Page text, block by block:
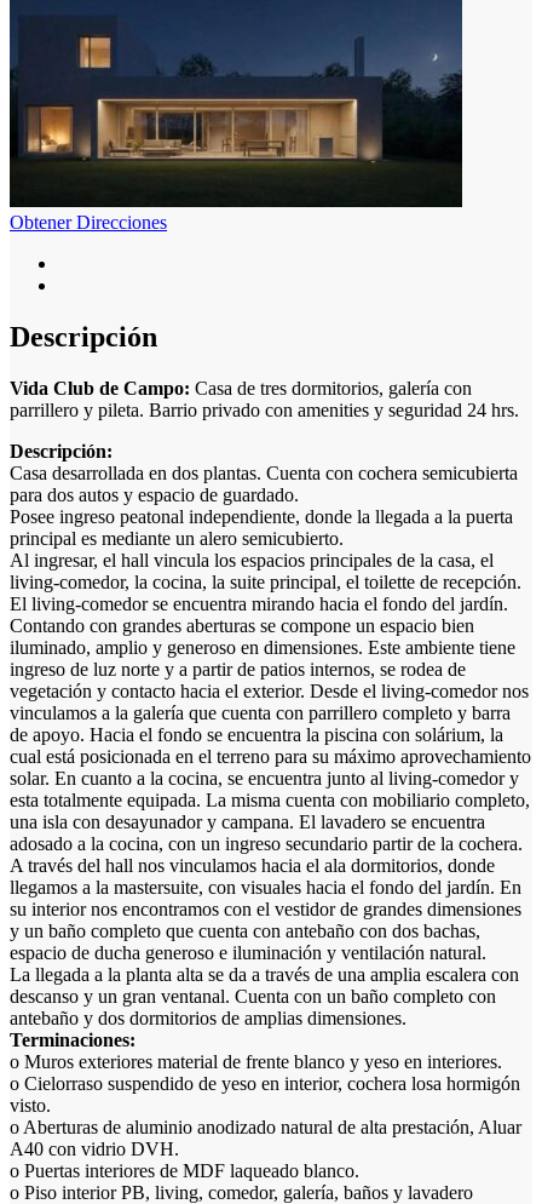
Obtener Direcciones
Descripción
Vida Club de Campo: Casa de tres dormitorios, galería con
parrillero y pileta. Barrio privado con amenities y seguridad 24 hrs.
Descripción:
Casa desarrollada en dos plantas. Cuenta con cochera semicubierta
para dos autos y espacio de guardado.
Posee ingreso peatonal independiente, donde la llegada a la puerta
principal es mediante un alero semicubierto.
Al ingresar, el hall vincula los espacios principales de la casa, el
living-comedor, la cocina, la suite principal, el toilette de recepción.
El living-comedor se encuentra mirando hacia el fondo del jardín.
Contando con grandes aberturas se compone un espacio bien
iluminado, amplio y generoso en dimensiones. Este ambiente tiene
ingreso de luz norte y a partir de patios internos, se rodea de
vegetación y contacto hacia el exterior. Desde el living-comedor nos
vinculamos a la galería que cuenta con parrillero completo y barra
de apoyo. Hacia el fondo se encuentra la piscina con solárium, la
cual está posicionada en el terreno para su máximo aprovechamiento
solar. En cuanto a la cocina, se encuentra junto al living-comedor y
esta totalmente equipada. La misma cuenta con mobiliario completo,
una isla con desayunador y campana. El lavadero se encuentra
adosado a la cocina, con un ingreso secundario partir de la cochera.
A través del hall nos vinculamos hacia el ala dormitorios, donde
llegamos a la mastersuite, con visuales hacia el fondo del jardín. En
su interior nos encontramos con el vestidor de grandes dimensiones
y un baño completo que cuenta con antebaño con dos bachas,
espacio de ducha generoso e iluminación y ventilación natural.
La llegada a la planta alta se da a través de una amplia escalera con
descanso y un gran ventanal. Cuenta con un baño completo con
antebaño y dos dormitorios de amplias dimensiones.
Terminaciones:
o Muros exteriores material de frente blanco y yeso en interiores.
o Cielorraso suspendido de yeso en interior, cochera losa hormigón
visto.
o Aberturas de aluminio anodizado natural de alta prestación, Aluar
A40 con vidrio DVH.
o Puertas interiores de MDF laqueado blanco.
o Piso interior PB, living, comedor, galería, baños y lavadero